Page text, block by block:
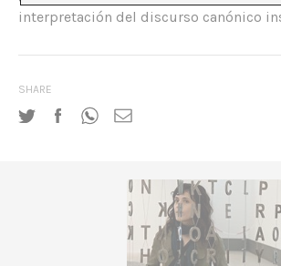
interpretación del discurso canónico
SHARE